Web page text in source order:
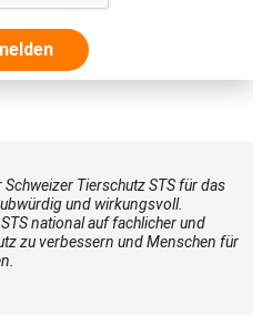
Tierschutz STS für das
und wirkungsvoll.
national auf fachlicher und
zu verbessern und Menschen für